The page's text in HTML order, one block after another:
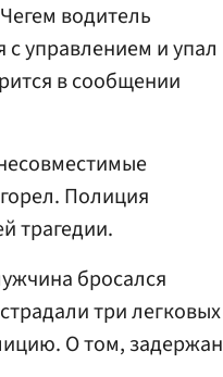
водитель
с управлением и упал
в сообщении
Полиция
трагедии.
бросался
три легковых
О том, задержан